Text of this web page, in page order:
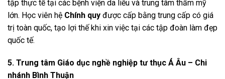
tập thực tế tại các bệnh viện da liễu và trung tâm thẩm mỹ
lớn. Học viên hệ Chính quy được cấp bằng trung cấp có giá
trị toàn quốc, tạo lợi thế khi xin việc tại các tập đoàn làm đẹp
quốc tế.
5. Trung tâm Giáo dục nghề nghiệp tư thục Á Âu – Chi
nhánh Bình Thuận